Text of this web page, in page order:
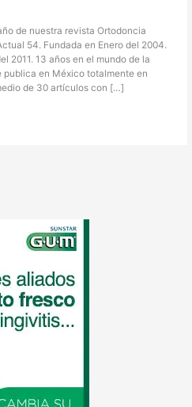
de nuestra revista Ortodoncia
54. Fundada en Enero del 2004.
2011. 13 años en el mundo de la
en México totalmente en
de 30 artículos con […]